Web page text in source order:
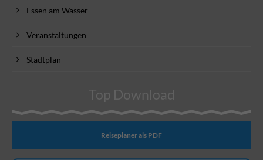
Essen am Wasser
Veranstaltungen
Stadtplan
Top Download
Reiseplaner als PDF